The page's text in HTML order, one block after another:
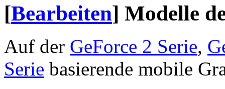
[Bearbeiten] Modelle
Auf der GeForce 2 Serie,
Serie basierende mobile